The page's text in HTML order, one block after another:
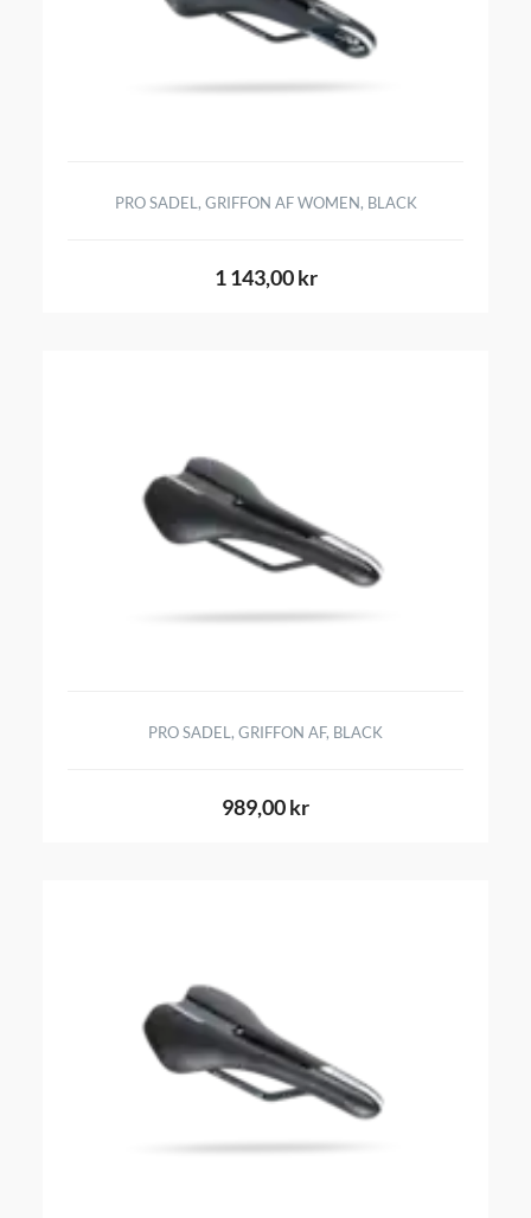
PRO SADEL, GRIFFON AF WOMEN, BLACK
1 143,00 kr
PRO SADEL, GRIFFON AF, BLACK
989,00 kr